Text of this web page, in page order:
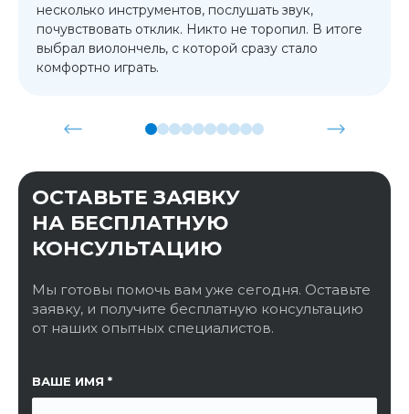
несколько инструментов, послушать звук,
почувствовать отклик. Никто не торопил. В итоге
выбрал виолончель, с которой сразу стало
комфортно играть.
ОСТАВЬТЕ ЗАЯВКУ
НА БЕСПЛАТНУЮ
КОНСУЛЬТАЦИЮ
Мы готовы помочь вам уже сегодня. Оставьте
заявку, и получите бесплатную консультацию
от наших опытных специалистов.
ВАШЕ ИМЯ
ССЫЛКА НА СТРАНИЦУ